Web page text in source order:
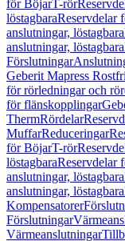
för BöjarT-rör
löstagbaraReservdelar
anslutningar, löstagbara
anslutningar, löstagbara
Förslutningar
Geberit Mapress
för rörledningar och
för flänskopplingar
ThermRördelar
MuffarReduceringar
för BöjarT-rör
löstagbaraReservdelar
anslutningar, löstagbara
anslutningar, löstagbara
Kompensatorer
Förslutningar
Värmeanslutningar